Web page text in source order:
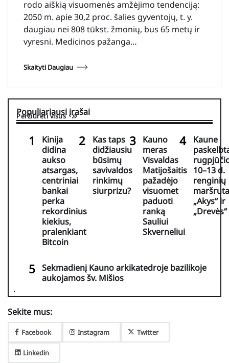
rodo aiškią visuomenės amžėjimo tendenciją:
2050 m. apie 30,2 proc. šalies gyventojų, t. y.
daugiau nei 808 tūkst. žmonių, bus 65 metų ir
vyresni. Medicinos pažanga…
Skaityti Daugiau
Populiariausi įrašai
Peržiūrėti visus
Kinija
didina
aukso
atsargas,
centriniai
bankai
perka
rekordinius
kiekius,
pralenkiant
Bitcoin
Kas taps
didžiausiu
būsimų
savivaldos
rinkimų
siurprizu?
Kauno
meras
Visvaldas
Matijošaitis
pažadėjo
visuomet
paduoti
ranką
Sauliui
Skverneliui
Kaune
10–13 d.
renginių
„Akys“ ir
„Drevės“
Sekmadienį Kauno arkikatedroje bazilikoje
aukojamos šv. Mišios
Sekite mus:
Facebook Instagram Twitter
Linkedin